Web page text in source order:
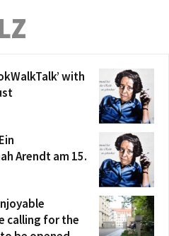
with
Arendt am 15.
calling for the